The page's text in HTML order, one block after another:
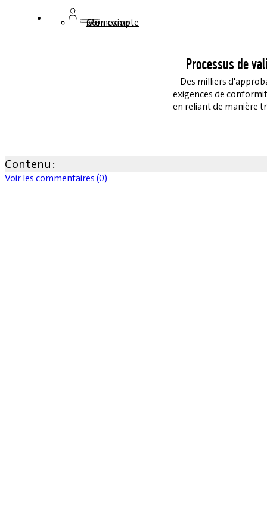
Connexion
Mon compte
Processus de
Des milliers
exigences de
en reliant de manière
Contenu :
Voir les commentaires (0)